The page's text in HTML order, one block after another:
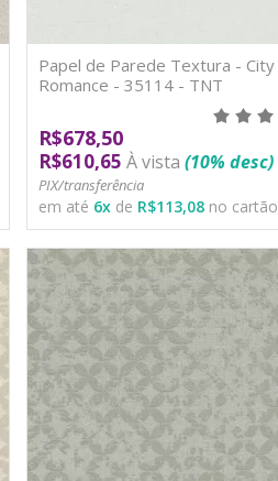
Papel de Parede Textura - City
Romance - 35114 - TNT
R$678,50
R$610,65 À vista (10% desc)
PIX/transferência
em até 6xde R$113,08no cartão